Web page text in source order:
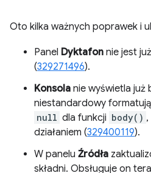
Oto kilka ważnych poprawek i
Panel Dyktafon nie jest
(329271496).
Konsola nie wyświetla już
niestandardowy
null dla funkcji body()
działaniem (329400119).
W panelu Źródła
składni. Obsługuje on